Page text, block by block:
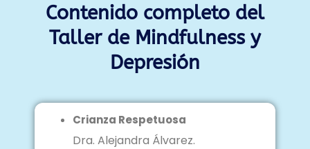
Contenido completo del
Taller de Mindfulness y
Depresión
Crianza Respetuosa
Dra. Alejandra Álvarez.